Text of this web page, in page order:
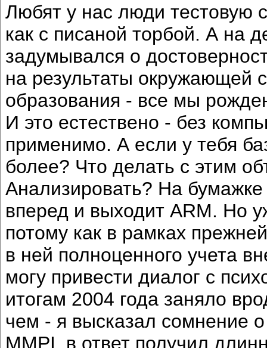
Любят у нас люди тестовую
как с писаной торбой. А на
задумывался о
на результаты окружающей
образования - все мы
И это естествено - без
применимо. А если у тебя
более? Что делать с этим
Анализировать? На
вперед и выходит ARM. Но
потому как в рамках
в ней полноценного учета
могу привести диалог с
итогам 2004 года заняло
чем - я высказал сомнение
MMPI, в ответ получил